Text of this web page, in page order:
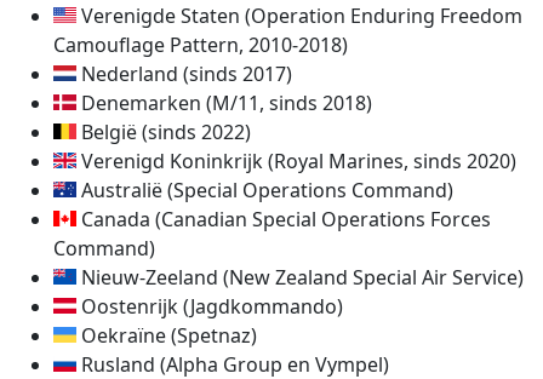
Verenigde Staten (Operation Enduring Freedom
Camouflage Pattern, 2010-2018)
Nederland (sinds 2017)
Denemarken (M/11, sinds 2018)
België (sinds 2022)
Verenigd Koninkrijk (Royal Marines, sinds 2020)
Australië (Special Operations Command)
Canada (Canadian Special Operations Forces
Command)
Nieuw-Zeeland (New Zealand Special Air Service)
Oostenrijk (Jagdkommando)
Oekraïne (Spetnaz)
Rusland (Alpha Group en Vympel)